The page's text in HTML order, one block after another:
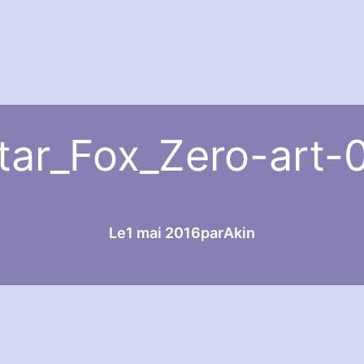
art-
Le1 mai 2016parAkin